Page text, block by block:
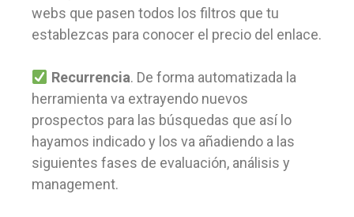
webs que pasen todos los filtros que tu
establezcas para conocer el precio del enlace.
Recurrencia. De forma automatizada la
herramienta va extrayendo nuevos
prospectos para las búsquedas que así lo
hayamos indicado y los va añadiendo a las
siguientes fases de evaluación, análisis y
management.